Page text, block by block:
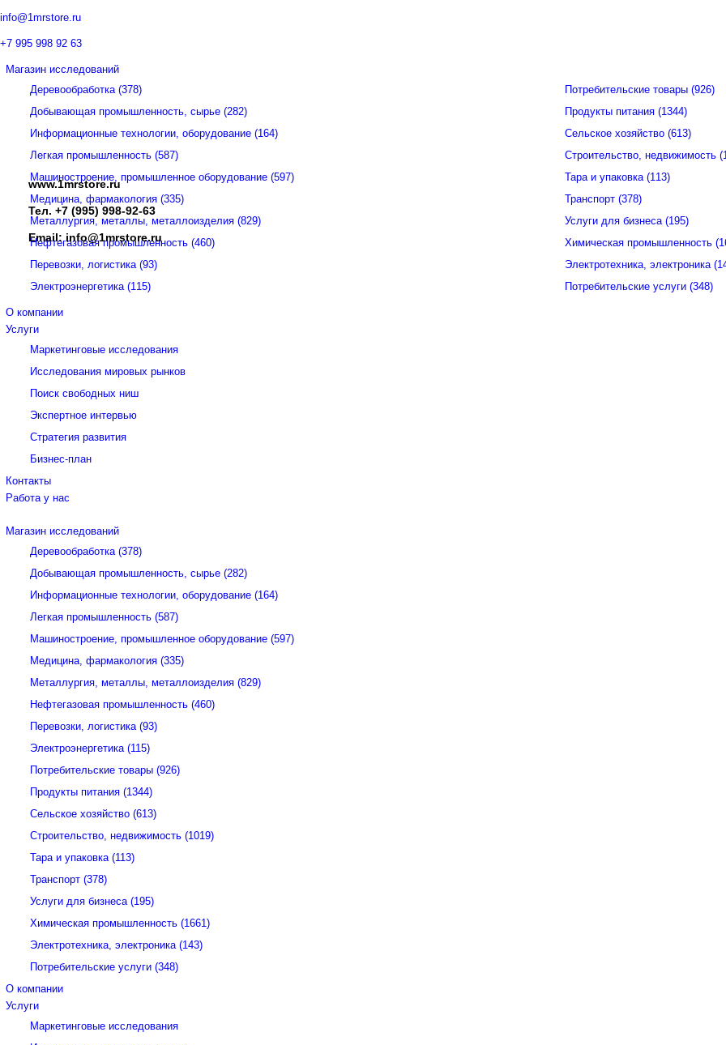
info@1mrstore.ru
+7 995 998 92 63
Магазин исследований
Деревообработка (378)
Добывающая промышленность, сырье (282)
Информационные технологии, оборудование (164)
Легкая промышленность (587)
Машиностроение, промышленное оборудование (597)
Медицина, фармакология (335)
Металлургия, металлы, металлоизделия (829)
Нефтегазовая промышленность (460)
Перевозки, логистика (93)
Электроэнергетика (115)
Потребительские товары (926)
Продукты питания (1344)
Сельское хозяйство (613)
Строительство, недвижимость
Тара и упаковка (113)
Транспорт (378)
Услуги для бизнеса (195)
Химическая промышленность
Электротехника, электроника
Потребительские услуги (348)
О компании
Услуги
Маркетинговые исследования
Исследования мировых рынков
Поиск свободных ниш
Экспертное интервью
Стратегия развития
Бизнес-план
Контакты
Работа у нас
Магазин исследований
Деревообработка (378)
Добывающая промышленность, сырье (282)
Информационные технологии, оборудование (164)
Легкая промышленность (587)
Машиностроение, промышленное оборудование (597)
Медицина, фармакология (335)
Металлургия, металлы, металлоизделия (829)
Нефтегазовая промышленность (460)
Перевозки, логистика (93)
Электроэнергетика (115)
Потребительские товары (926)
Продукты питания (1344)
Сельское хозяйство (613)
Строительство, недвижимость (1019)
Тара и упаковка (113)
Транспорт (378)
Услуги для бизнеса (195)
Химическая промышленность (1661)
Электротехника, электроника (143)
Потребительские услуги (348)
О компании
Услуги
Маркетинговые исследования
www.1mrstore.ru
Тел. +7 (995) 998-92-63
Email: info@1mrstore.ru